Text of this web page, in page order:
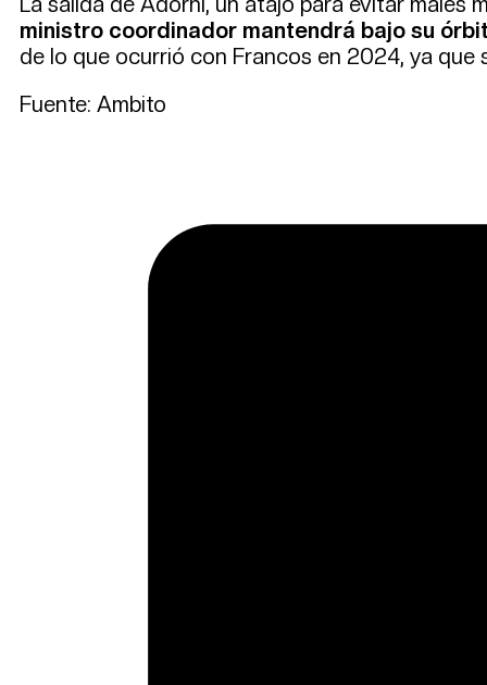
ministro coordinador mantendrá bajo su
de lo que ocurrió con Francos en 2024, ya
Fuente: Ambito